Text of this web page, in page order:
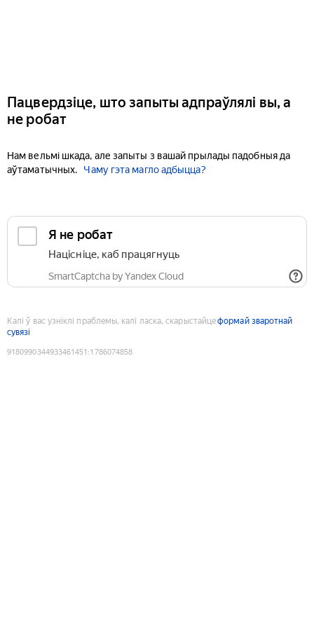
Пацвердзіце, што запыты адпраўлялі вы, а
не робат
Нам вельмі шкада, але запыты з вашай прылады падобныя да
аўтаматычных.
Чаму гэта магло адбыцца?
Я не робат
Націсніце, каб працягнуць
SmartCaptcha by Yandex Cloud
Калі ў вас узніклі праблемы, калі ласка, скарыстайцеформай зваротнай
сувязі
9180990344933461451 :1786074858